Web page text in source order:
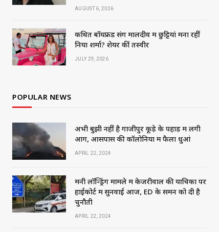
AUGUST 6, 2026
कथित बॉयफ्रेंड संग मालदीव में छुट्टियां मना रहीं
निया शर्मा? शेयर कीं तस्वीरें
JULY 29, 2026
POPULAR NEWS
अभी बुझी नहीं है गाजीपुर कूड़े के पहाड़ में लगी
आग, आसपास की कॉलोनियों में फैला धुआं
APRIL 22, 2024
मनी लॉन्ड्रिंग मामले में केजरीवाल की याचिका पर
हाईकोर्ट में सुनवाई आज, ED के समन को दी है
चुनौती
APRIL 22, 2024